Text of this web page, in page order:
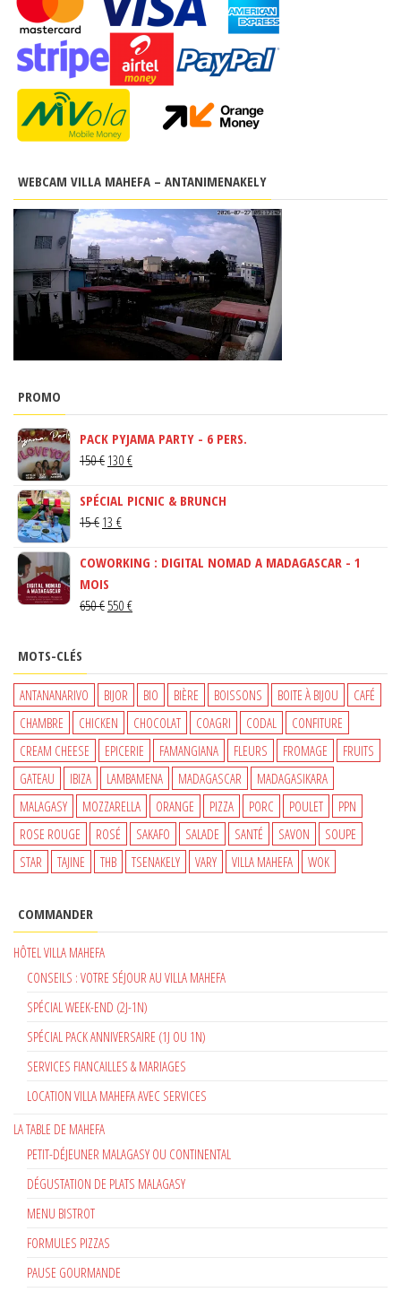
WEBCAM VILLA MAHEFA – ANTANIMENAKELY
PROMO
PACK PYJAMA PARTY - 6 PERS.
150€ LE
INITIAL
ÉTAIT :
130 €LE
ACTUEL
SPÉCIAL PICNIC & BRUNCH
15€ LE
INITIAL
ÉTAIT :
15 €.
13 €LE
ACTUEL
13 €.
COWORKING : DIGITAL NOMAD A MADAGASCAR - 1
MOIS
650€ LE
ÉTAIT :
650 €.
550 €LE
EST :
550 €.
MOTS-CLÉS
ANTANANARIVO BIJOR BIO BIÈRE BOISSONS BOITE À BIJOU
CAFÉ
CHAMBRE
CHICKEN CHOCOLAT COAGRI CODAL
CONFITURE
CREAM CHEESE
EPICERIE FAMANGIANA FLEURS FROMAGE
FRUITS
GATEAU
IBIZA LAMBAMENA MADAGASCAR
MADAGASIKARA
MALAGASY
MOZZARELLA ORANGE PIZZA PORC POULET
PPN
ROSE ROUGE
ROSÉ SAKAFO SALADE SANTÉ SAVON
SOUPE
STAR
TAJINE THB TSENAKELY VARY VILLA MAHEFA WOK
COMMANDER
HÔTEL VILLA MAHEFA
CONSEILS : VOTRE SÉJOUR AU VILLA MAHEFA
SPÉCIAL WEEK-END (2J-1N)
SPÉCIAL PACK ANNIVERSAIRE (1J OU 1N)
SERVICES FIANCAILLES & MARIAGES
LOCATION VILLA MAHEFA AVEC SERVICES
LA TABLE DE MAHEFA
PETIT-DÉJEUNER MALAGASY OU CONTINENTAL
DÉGUSTATION DE PLATS MALAGASY
MENU BISTROT
FORMULES PIZZAS
PAUSE GOURMANDE